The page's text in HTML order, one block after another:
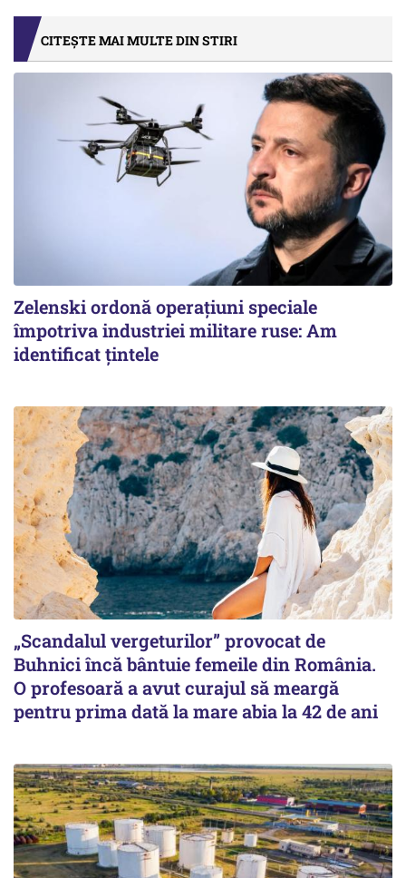
CITEȘTE MAI MULTE DIN STIRI
Zelenski ordonă operațiuni speciale
împotriva industriei militare ruse: Am
identificat țintele
„Scandalul vergeturilor” provocat de
Buhnici încă bântuie femeile din România.
O profesoară a avut curajul să meargă
pentru prima dată la mare abia la 42 de ani